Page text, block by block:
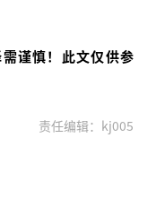
谨慎！此文仅供参
责任编辑：kj005